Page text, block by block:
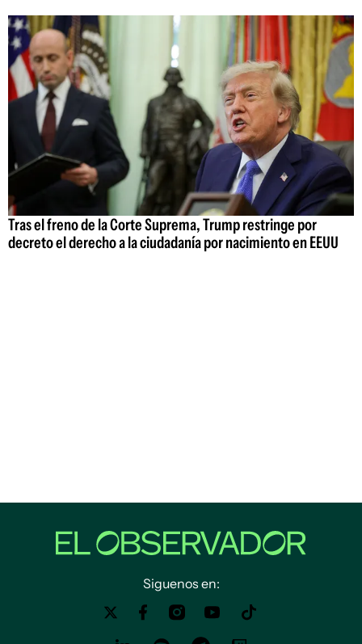
Tras el freno de la Corte Suprema, Trump restringe por
decreto el derecho a la ciudadanía por nacimiento en EEUU
Siguenos en: